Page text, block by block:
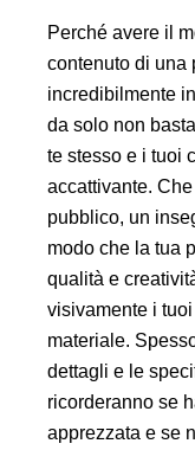
Perché avere il
contenuto di una
incredibilmente
da solo non
te stesso e i tuoi
accattivante.
pubblico, un
modo che la tua
qualità e
visivamente i
materiale.
dettagli e le
ricorderanno se
apprezzata e se